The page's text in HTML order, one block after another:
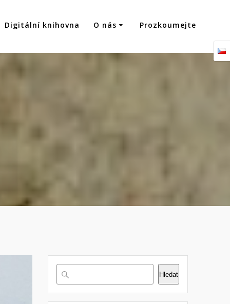
Digitální knihovna O nás Prozkoumejte
Hledat